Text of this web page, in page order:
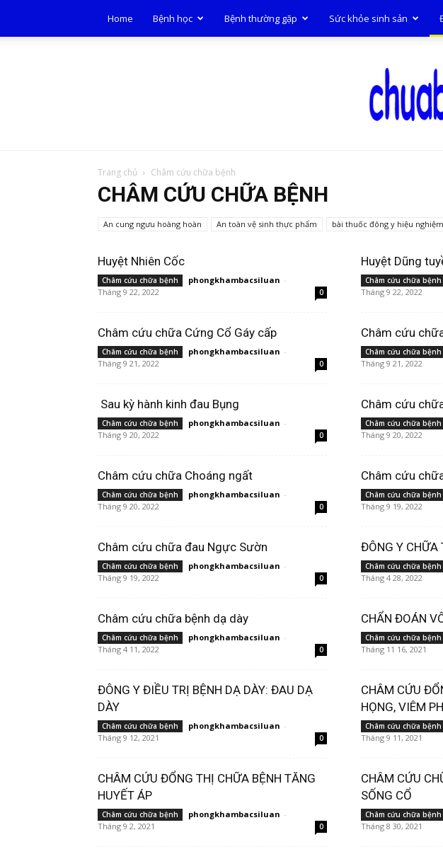
Home Bệnh học Bệnh thường gặp Sức khỏe sinh sản
Trang chủ Châm cứu chữa bệnh
CHÂM CỨU CHỮA BỆNH
An cung ngưu hoàng hoàn An toàn vệ sinh thực phẩm bài thuốc đông y hiệu
Huyệt Nhiên Cốc
Châm cứu chữa bệnh phongkhambacsiluan -
Tháng 9 22, 2022
0
Huyệt Dũng
Châm cứu chữa bệnh
Tháng 9 22, 2022
Châm cứu chữa Cứng Cổ Gáy cấp
Châm cứu chữa bệnh phongkhambacsiluan -
Tháng 9 21, 2022
0
Châm cứu
Châm cứu chữa bệnh
Tháng 9 21, 2022
Sau kỳ hành kinh đau Bụng
Châm cứu chữa bệnh phongkhambacsiluan -
Tháng 9 20, 2022
0
Châm cứu
Châm cứu chữa bệnh
Tháng 9 20, 2022
Châm cứu chữa Choáng ngất
Châm cứu chữa bệnh phongkhambacsiluan -
Tháng 9 20, 2022
0
Châm cứu
Châm cứu chữa bệnh
Tháng 9 19, 2022
Châm cứu chữa đau Ngực Sườn
Châm cứu chữa bệnh phongkhambacsiluan -
Tháng 9 19, 2022
0
ĐÔNG Y CHỮA
Châm cứu chữa bệnh
Tháng 4 28, 2022
Châm cứu chữa bệnh dạ dày
Châm cứu chữa bệnh phongkhambacsiluan -
Tháng 4 11, 2022
0
CHẨN ĐOÁN
Châm cứu chữa bệnh
Tháng 11 16, 2021
ĐÔNG Y ĐIỀU TRỊ BỆNH DẠ DÀY: ĐAU DẠ
DÀY
Châm cứu chữa bệnh phongkhambacsiluan -
Tháng 9 12, 2021
0
CHÂM CỨU
HỌNG, VIÊM
Châm cứu chữa bệnh
Tháng 9 11, 2021
CHÂM CỨU ĐỔNG THỊ CHỮA BỆNH TĂNG
HUYẾT ÁP
Châm cứu chữa bệnh phongkhambacsiluan -
Tháng 9 2, 2021
0
CHÂM CỨU
SỐNG CỔ
Châm cứu chữa bệnh
Tháng 8 30, 2021